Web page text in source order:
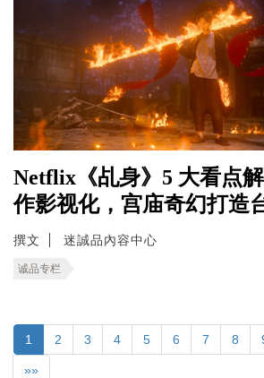
Netflix《乩身》5 大看点
作影视化，宫庙奇幻打造
撰文 迷誠品內容中心
诚品专栏
1 2 3 4 5 6 7 8
»»